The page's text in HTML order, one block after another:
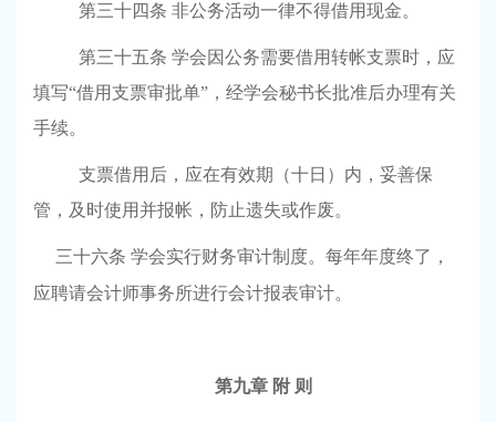
第三十四条 非公务活动一律不得借用现金。
第三十五条 学会因公务需要借用转帐支票时，应
填写“借用支票审批单”，经学会秘书长批准后办理有关
手续。
支票借用后，应在有效期（十日）内，妥善保
管，及时使用并报帐，防止遗失或作废。
三十六条 学会实行财务审计制度。每年年度终了，
应聘请会计师事务所进行会计报表审计。
第九章 附 则